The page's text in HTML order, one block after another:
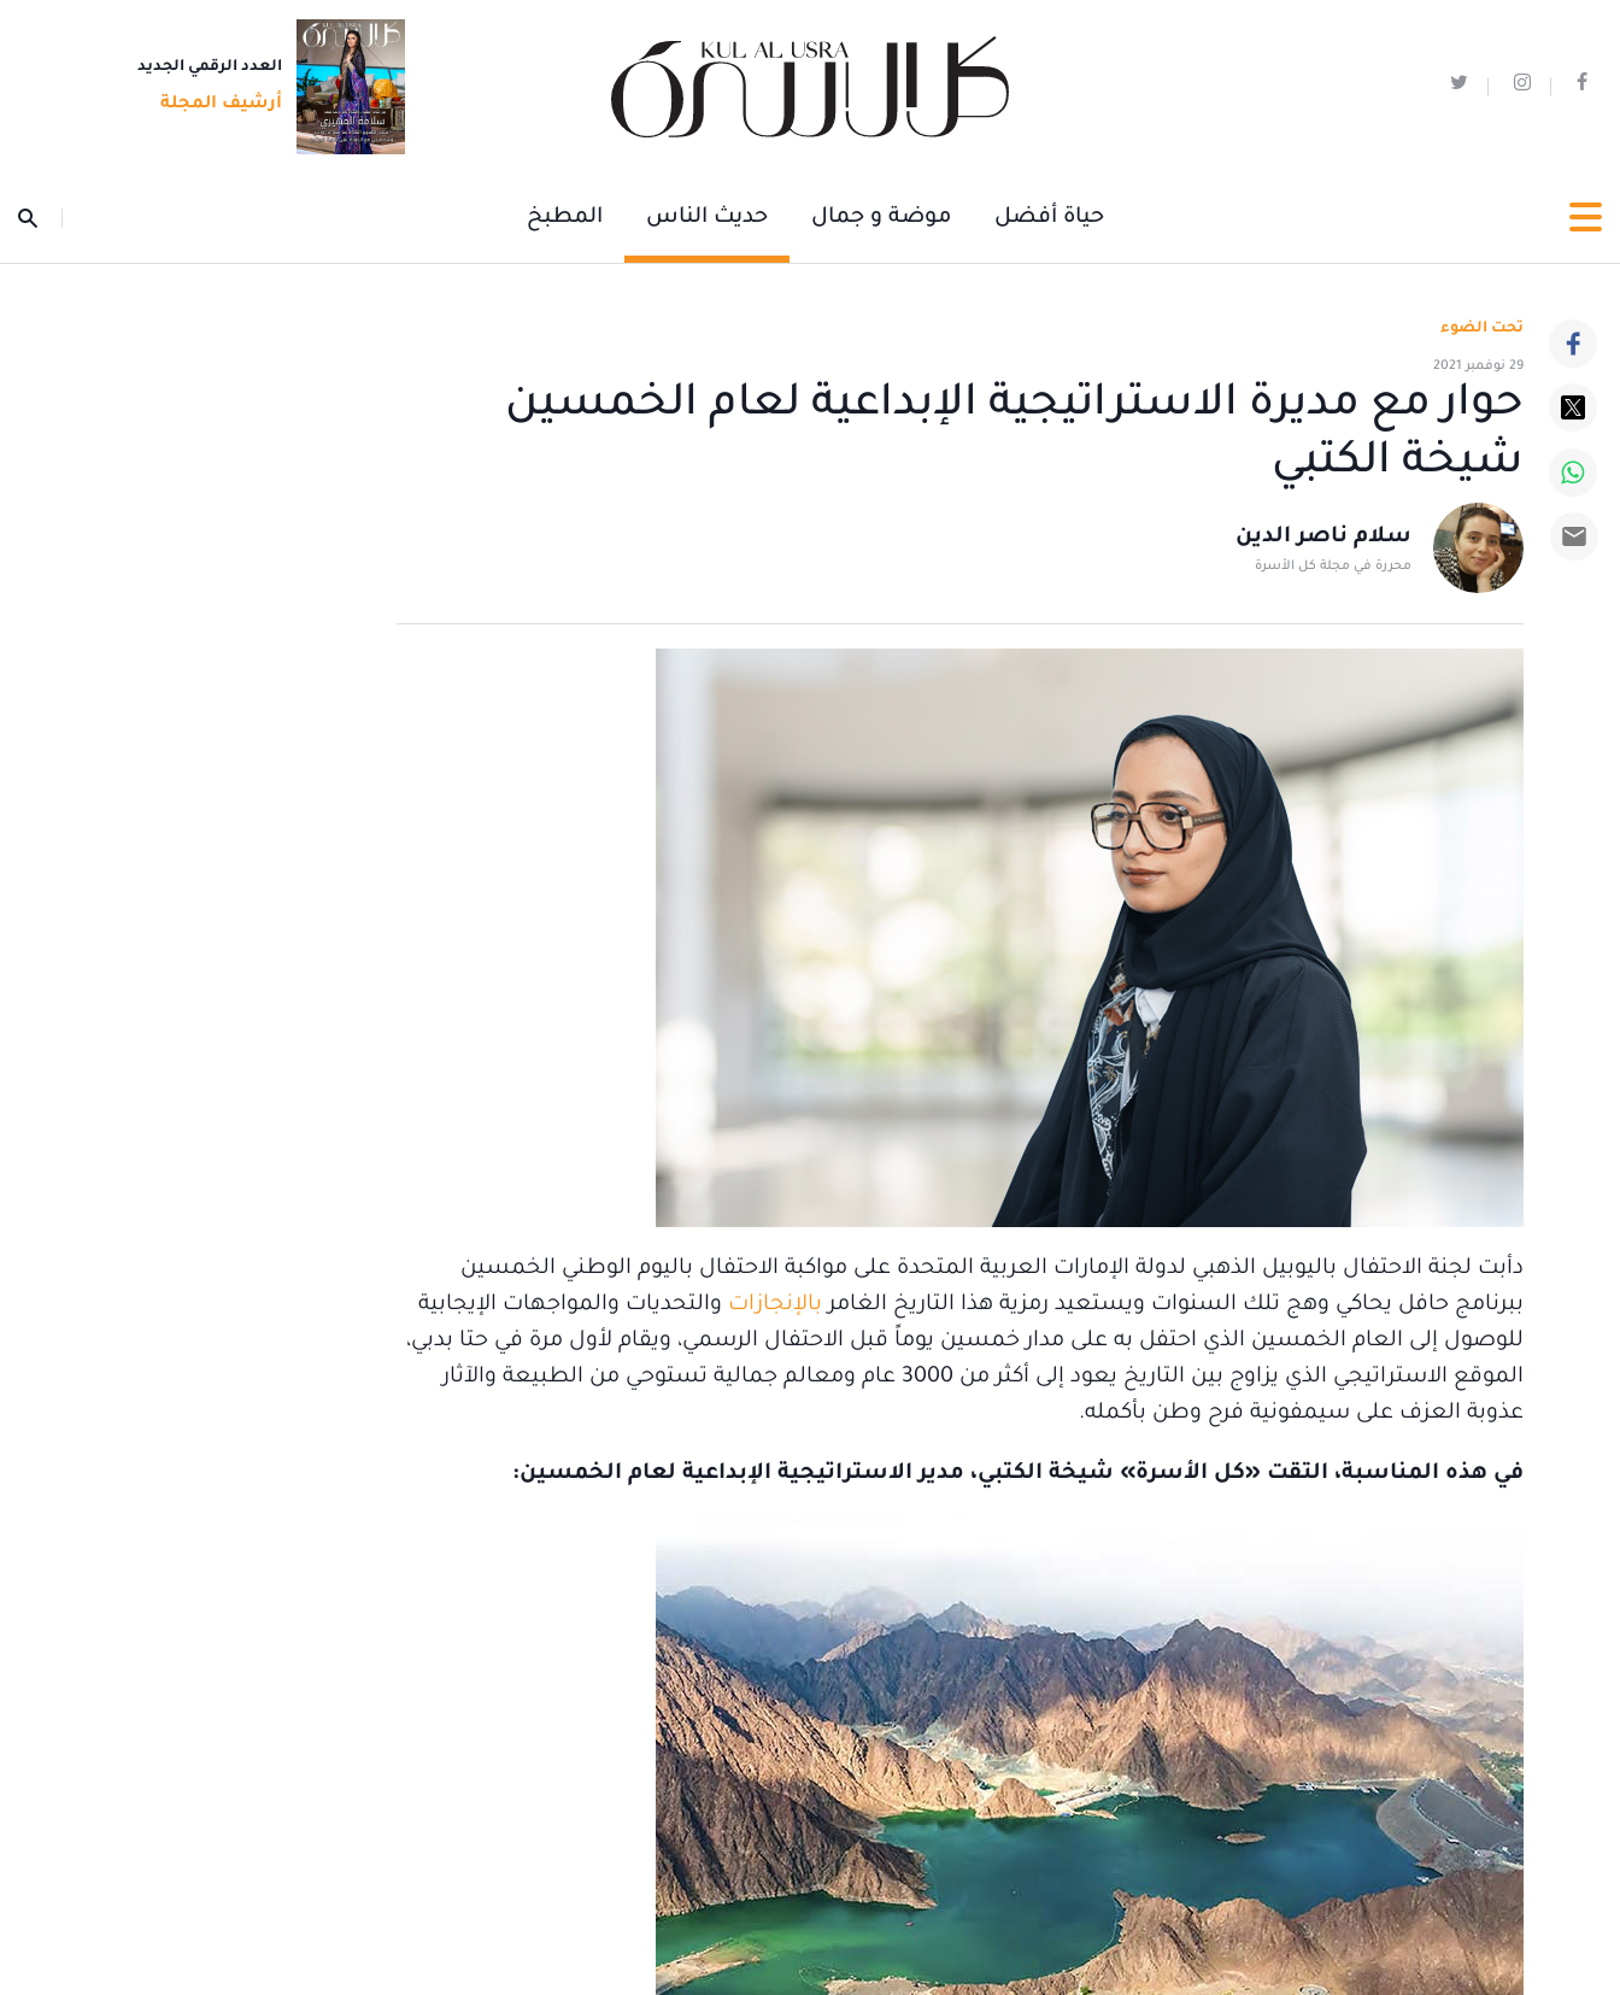
العدد الرقمي الجديد
أرشيف المجلة
حياة أفضل موضة و جمال حديث الناس المطبخ
تحت الضوء
29 نوفمبر 2021
حوار مع مديرة الاستراتيجية الإبداعية لعام الخمسين
شيخة الكتبي
سلام ناصر الدين
محررة في مجلة كل الأسرة
دأبت لجنة الاحتفال باليوبيل الذهبي لدولة الإمارات العربية المتحدة على مواكبة الاحتفال باليوم الوطني الخمسين
ببرنامج حافل يحاكي وهج تلك السنوات ويستعيد رمزية هذا التاريخ الغامر بالإنجازات والتحديات والمواجهات الإيجابية
للوصول إلى العام الخمسين الذي احتفل به على مدار خمسين يوماً قبل الاحتفال الرسمي، ويقام لأول مرة في حتا بدبي،
الموقع الاستراتيجي الذي يزاوج بين التاريخ يعود إلى أكثر من 3000 عام ومعالم جمالية تستوحي من الطبيعة والآثار
عذوبة العزف على سيمفونية فرح وطن بأكمله.
في هذه المناسبة، التقت «كل الأسرة» شيخة الكتبي، مدير الاستراتيجية الإبداعية لعام الخمسين: